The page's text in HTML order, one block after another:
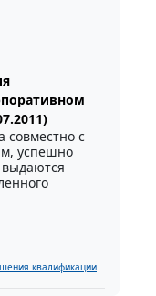
совместно с
успешно
квалификации